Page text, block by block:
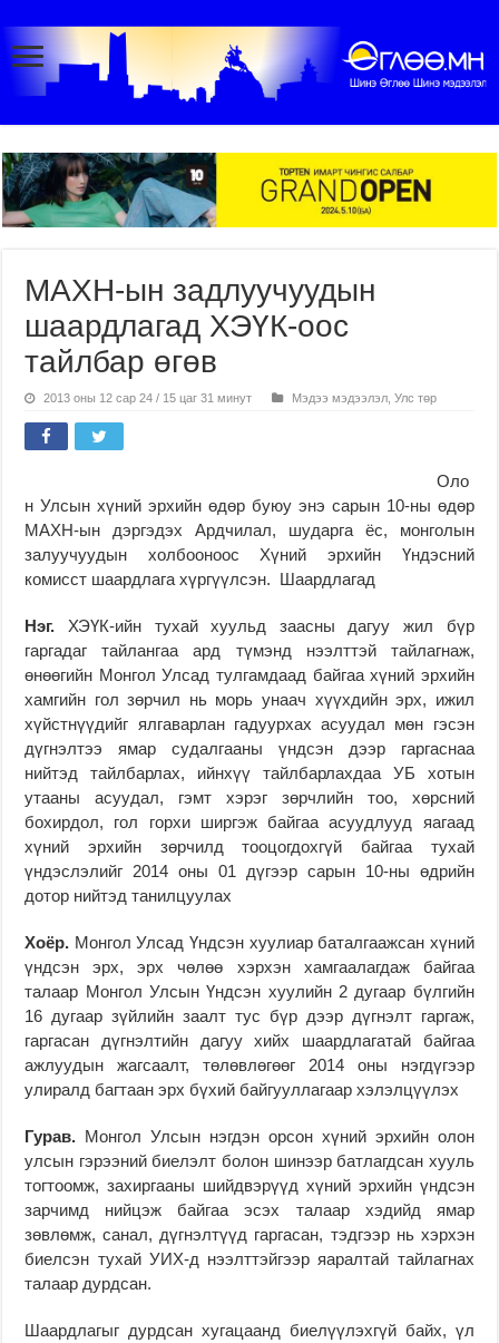
МАХН-ын задлуучуудын
шаардлагад ХЭҮК-оос
тайлбар өгөв
2013 оны 12 сар 24 / 15 цаг 31 минут Мэдээ мэдээлэл ,Улс төр
Оло
н Улсын хүний эрхийн өдөр буюу энэ сарын 10-ны өдөр
МАХН-ын дэргэдэх Ардчилал, шударга ёс, монголын
залуучуудын холбооноос Хүний эрхийн Үндэсний
комисст шаардлага хүргүүлсэн. Шаардлагад
Нэг. ХЭҮК-ийн тухай хуульд заасны дагуу жил бүр
гаргадаг тайлангаа ард түмэнд нээлттэй тайлагнаж,
өнөөгийн Монгол Улсад тулгамдаад байгаа хүний эрхийн
хамгийн гол зөрчил нь морь унаач хүүхдийн эрх, ижил
хүйстнүүдийг ялгаварлан гадуурхах асуудал мөн гэсэн
дүгнэлтээ ямар судалгааны үндсэн дээр гаргаснаа
нийтэд тайлбарлах, ийнхүү тайлбарлахдаа УБ хотын
утааны асуудал, гэмт хэрэг зөрчлийн тоо, хөрсний
бохирдол, гол горхи ширгэж байгаа асуудлууд яагаад
хүний эрхийн зөрчилд тооцогдохгүй байгаа тухай
үндэслэлийг 2014 оны 01 дүгээр сарын 10-ны өдрийн
дотор нийтэд танилцуулах
Хоёр. Монгол Улсад Үндсэн хуулиар баталгаажсан хүний
үндсэн эрх, эрх чөлөө хэрхэн хамгаалагдаж байгаа
талаар Монгол Улсын Үндсэн хуулийн 2 дугаар бүлгийн
16 дугаар зүйлийн заалт тус бүр дээр дүгнэлт гаргаж,
гаргасан дүгнэлтийн дагуу хийх шаардлагатай байгаа
ажлуудын жагсаалт, төлөвлөгөөг 2014 оны нэгдүгээр
улиралд багтаан эрх бүхий байгууллагаар хэлэлцүүлэх
Гурав. Монгол Улсын нэгдэн орсон хүний эрхийн олон
улсын гэрээний биелэлт болон шинээр батлагдсан хууль
тогтоомж, захиргааны шийдвэрүүд хүний эрхийн үндсэн
зарчимд нийцэж байгаа эсэх талаар хэдийд ямар
зөвлөмж, санал, дүгнэлтүүд гаргасан, тэдгээр нь хэрхэн
биелсэн тухай УИХ-д нээлттэйгээр яаралтай тайлагнах
талаар дурдсан.
Шаардлагыг дурдсан хугацаанд биелүүлэхгүй байх, үл